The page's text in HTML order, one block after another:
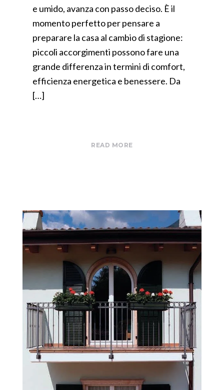
e umido, avanza con passo deciso. È il
momento perfetto per pensare a
preparare la casa al cambio di stagione:
piccoli accorgimenti possono fare una
grande differenza in termini di comfort,
efficienza energetica e benessere. Da
[…]
READ MORE